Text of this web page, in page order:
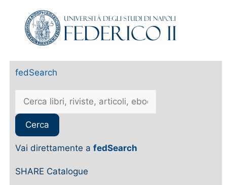
fedSearch
Vai direttamente a fedSearch
SHARE Catalogue